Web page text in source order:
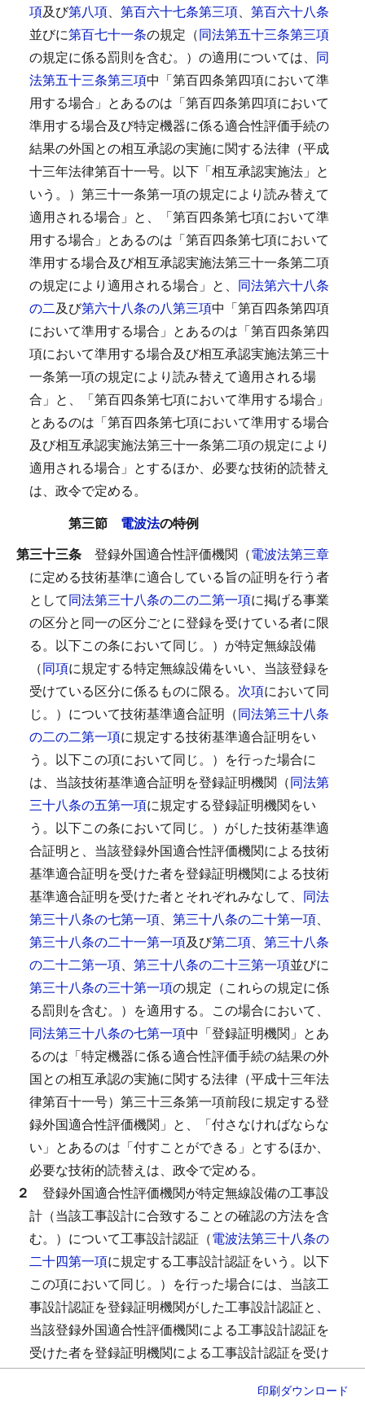
項及び第八項、 第百六十七条第三項、 第百六十八条
並びに第百七十一条の規定（同法第五十三条第三項
の規定に係る罰則を含む。）の適用については、 同
法第五十三条第三項中「第百四条第四項において準
用する場合」とあるのは「第百四条第四項において
準用する場合及び特定機器に係る適合性評価手続の
結果の外国との相互承認の実施に関する法律（平成
十三年法律第百十一号。以下「相互承認実施法」と
いう。）第三十一条第一項の規定により読み替えて
適用される場合」と、「第百四条第七項において準
用する場合」とあるのは「第百四条第七項において
準用する場合及び相互承認実施法第三十一条第二項
の規定により適用される場合」と、 同法第六十八条
の二及び第六十八条の八第三項中「第百四条第四項
において準用する場合」とあるのは「第百四条第四
項において準用する場合及び相互承認実施法第三十
一条第一項の規定により読み替えて適用される場
合」と、「第百四条第七項において準用する場合」
とあるのは「第百四条第七項において準用する場合
及び相互承認実施法第三十一条第二項の規定により
適用される場合」とするほか、必要な技術的読替え
は、政令で定める。
第三節 電波法の特例
第三十三条 登録外国適合性評価機関（電波法第三章
に定める技術基準に適合している旨の証明を行う者
として同法第三十八条の二の二第一項に掲げる事業
の区分と同一の区分ごとに登録を受けている者に限
る。以下この条において同じ。）が特定無線設備
（同項に規定する特定無線設備をいい、当該登録を
受けている区分に係るものに限る。 次項において同
じ。）について技術基準適合証明（同法第三十八条
の二の二第一項に規定する技術基準適合証明をい
う。以下この項において同じ。）を行った場合に
は、当該技術基準適合証明を登録証明機関（同法第
三十八条の五第一項に規定する登録証明機関をい
う。以下この条において同じ。）がした技術基準適
合証明と、当該登録外国適合性評価機関による技術
基準適合証明を受けた者を登録証明機関による技術
基準適合証明を受けた者とそれぞれみなして、 同法
第三十八条の七第一項、 第三十八条の二十第一項、
第三十八条の二十一第一項及び第二項、 第三十八条
の二十二第一項、 第三十八条の二十三第一項並びに
第三十八条の三十第一項の規定（これらの規定に係
る罰則を含む。）を適用する。 この場合において、
同法第三十八条の七第一項中「登録証明機関」とあ
るのは「特定機器に係る適合性評価手続の結果の外
国との相互承認の実施に関する法律（平成十三年法
律第百十一号）第三十三条第一項前段に規定する登
録外国適合性評価機関」と、「付さなければならな
い」とあるのは「付すことができる」とするほか、
必要な技術的読替えは、政令で定める。
２ 登録外国適合性評価機関が特定無線設備の工事設
計（当該工事設計に合致することの確認の方法を含
む。）について工事設計認証（電波法第三十八条の
二十四第一項に規定する工事設計認証をいう。以下
この項において同じ。）を行った場合には、当該工
事設計認証を登録証明機関がした工事設計認証と、
当該登録外国適合性評価機関による工事設計認証を
受けた者を登録証明機関による工事設計認証を受け
た者とそれぞれみなして、同法第三十八条の二十五
第三十八条の二十八
印刷ダウンロード